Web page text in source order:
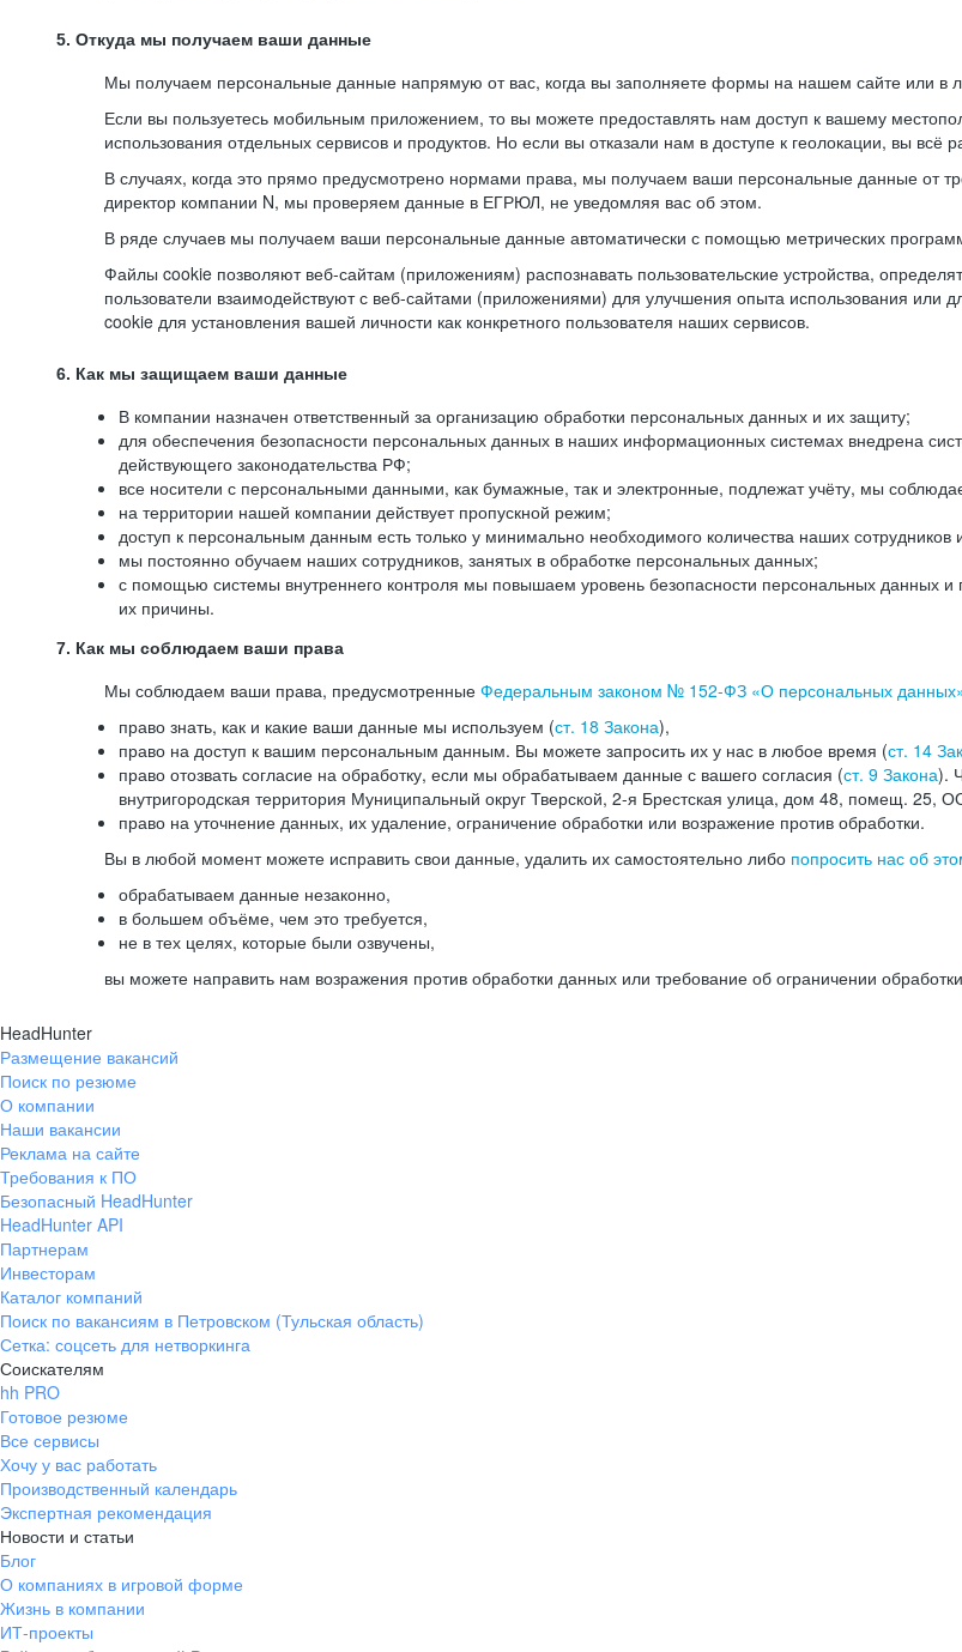
5. Откуда мы получаем ваши данные
Мы получаем персональные данные напрямую от вас, когда вы заполняете формы на нашем сайте или в
Если вы пользуетесь мобильным приложением, то вы можете предоставлять нам доступ к вашему
использования отдельных сервисов и продуктов. Но если вы отказали нам в доступе к геолокации, вы всё
В случаях, когда это прямо предусмотрено нормами права, мы получаем ваши персональные данные от
директор компании N, мы проверяем данные в ЕГРЮЛ, не уведомляя вас об этом.
В ряде случаев мы получаем ваши персональные данные автоматически с помощью метрических
Файлы cookie позволяют веб-сайтам (приложениям) распознавать пользовательские устройства,
пользователи взаимодействуют с веб-сайтами (приложениями) для улучшения опыта использования
cookie для установления вашей личности как конкретного пользователя наших сервисов.
6. Как мы защищаем ваши данные
В компании назначен ответственный за организацию обработки персональных данных и их защиту;
для обеспечения безопасности персональных данных в наших информационных системах внедрена
действующего законодательства РФ;
все носители с персональными данными, как бумажные, так и электронные, подлежат учёту, мы
на территории нашей компании действует пропускной режим;
доступ к персональным данным есть только у минимально необходимого количества наших
мы постоянно обучаем наших сотрудников, занятых в обработке персональных данных;
с помощью системы внутреннего контроля мы повышаем уровень безопасности персональных данных и
их причины.
7. Как мы соблюдаем ваши права
Мы соблюдаем ваши права, предусмотренные Федеральным законом № 152-ФЗ «О персональных
право знать, как и какие ваши данные мы используем (ст. 18 Закона),
право на доступ к вашим персональным данным. Вы можете запросить их у нас в любое время (ст. 14
право отозвать согласие на обработку, если мы обрабатываем данные с вашего согласия (ст. 9 Закона).
внутригородская территория Муниципальный округ Тверской, 2-я Брестская улица, дом 48, помещ. 25,
право на уточнение данных, их удаление, ограничение обработки или возражение против обработки.
Вы в любой момент можете исправить свои данные, удалить их самостоятельно либо попросить нас об
обрабатываем данные незаконно,
в большем объёме, чем это требуется,
не в тех целях, которые были озвучены,
вы можете направить нам возражения против обработки данных или требование об ограничении
HeadHunter
Размещение вакансий
Поиск по резюме
О компании
Наши вакансии
Реклама на сайте
Требования к ПО
Безопасный HeadHunter
HeadHunter API
Партнерам
Инвесторам
Каталог компаний
Поиск по вакансиям в Петровском (Тульская область)
Сетка: соцсеть для нетворкинга
Соискателям
hh PRO
Готовое резюме
Все сервисы
Хочу у вас работать
Производственный календарь
Экспертная рекомендация
Новости и статьи
Блог
О компаниях в игровой форме
Жизнь в компании
ИТ-проекты